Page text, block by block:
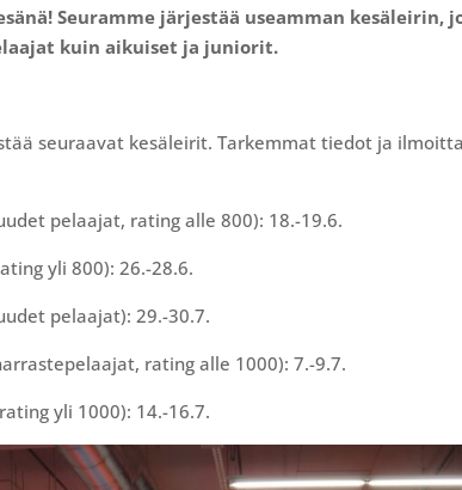
Seuramme järjestää useamman kesäleirin,
kuin aikuiset ja juniorit.
seuraavat kesäleirit. Tarkemmat tiedot ja
pelaajat, rating alle 800): 18.-19.6.
yli 800): 26.-28.6.
pelaajat): 29.-30.7.
rating alle 1000): 7.-9.7.
yli 1000): 14.-16.7.